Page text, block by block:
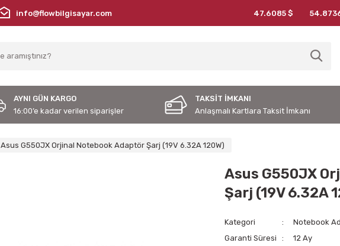
info@flowbilgisayar.com 47.6085 $
AYNI GÜN KARGO
16:00’e kadar verilen siparişler
TAKSİT İMKANI
Anlaşmalı Kartlara Taksit İmkanı
Asus G550JX Orjinal Notebook Adaptör Şarj (19V 6.32A 120W)
Asus G550JX
Şarj (19V 6.32A
Kategori
Notebook
Garanti Süresi
12 Ay